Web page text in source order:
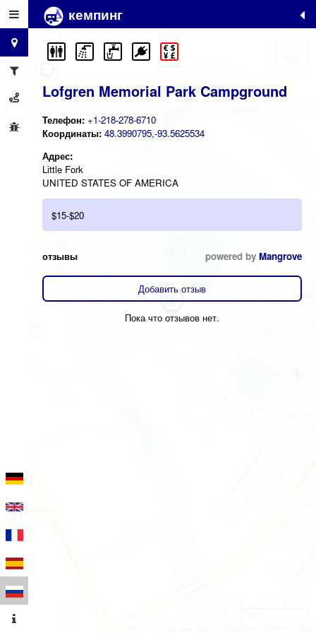
кемпинг
Lofgren Memorial Park Campground
Телефон: +1-218-278-6710
Координаты: 48.3990795,-93.5625534
Адрес:
Little Fork
UNITED STATES OF AMERICA
$15-$20
отзывы powered by Mangrove
Добавить отзыв
Пока что отзывов нет.
+
−